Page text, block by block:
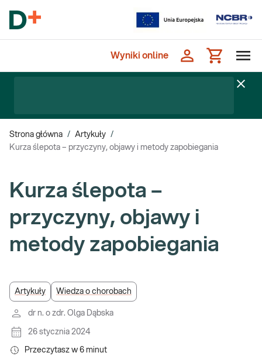
Wyniki online
Strona główna / Artykuły /
Kurza ślepota – przyczyny, objawy i metody zapobiegania
Kurza ślepota –
przyczyny, objawy i
metody zapobiegania
Artykuły Wiedza o chorobach
dr n. o zdr. Olga Dąbska
26 stycznia 2024
Przeczytasz w 6 minut